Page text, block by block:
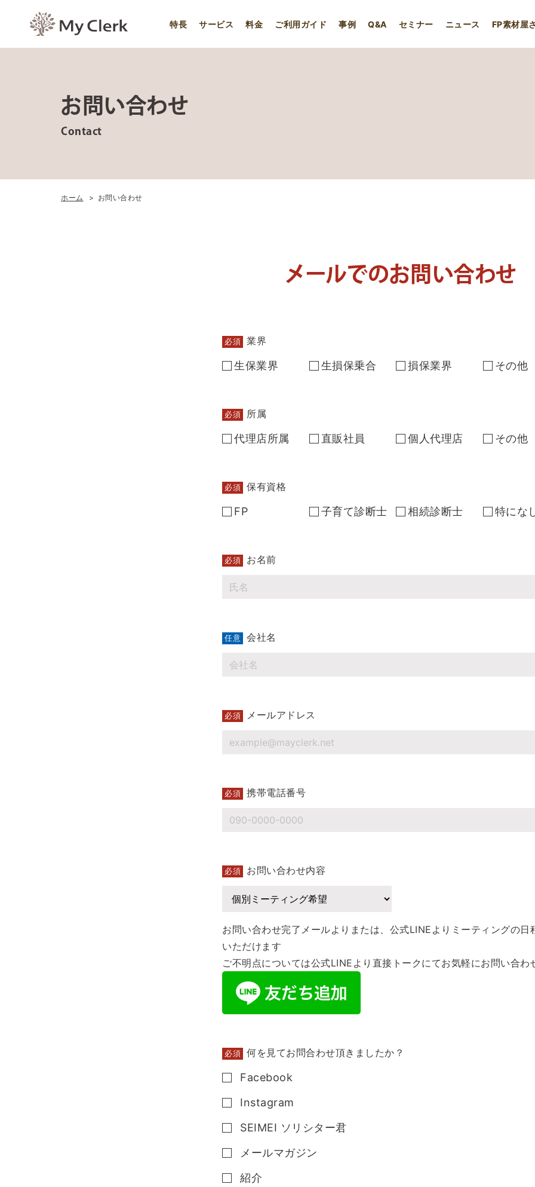
特長 サービス 料金 ご利用ガイド 事例 Q&A セミナー ニュース FP素材屋
お問い合わせ
Contact
ホーム お問い合わせ
メールでのお問い合わせ
必須 業界
生保業界 生損保乗合 損保業界 その他
必須 所属
代理店所属 直販社員 個人代理店 その他
必須 保有資格
FP 子育て診断士 相続診断士 特にな
必須 お名前
任意 会社名
必須 メールアドレス
必須 携帯電話番号
必須 お問い合わせ内容
お問い合わせ完了メールより または、公式LINEより ミーティングの日
いただけます
ご不明点については公式LINEより 直接トークにてお気軽にお問い合わ
必須 何を見てお問合わせ頂きましたか？
Facebook
Instagram
SEIMEI ソリシター君
メールマガジン
紹介